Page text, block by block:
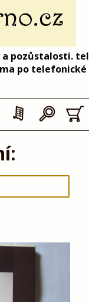
a pozůstalosti. tel
po telefonické